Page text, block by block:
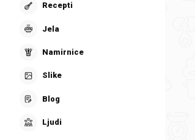
Recepti
Jela
Namirnice
Slike
Blog
Ljudi